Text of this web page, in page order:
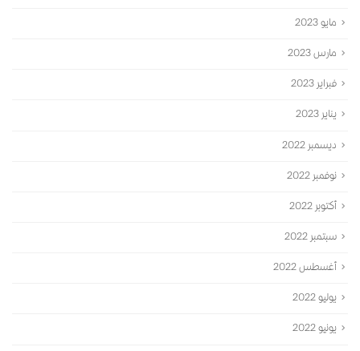
مايو 2023
مارس 2023
فبراير 2023
يناير 2023
ديسمبر 2022
نوفمبر 2022
أكتوبر 2022
سبتمبر 2022
أغسطس 2022
يوليو 2022
يونيو 2022